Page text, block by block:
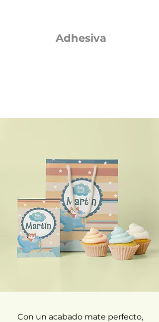
Adhesiva
Con un acabado mate perfecto,